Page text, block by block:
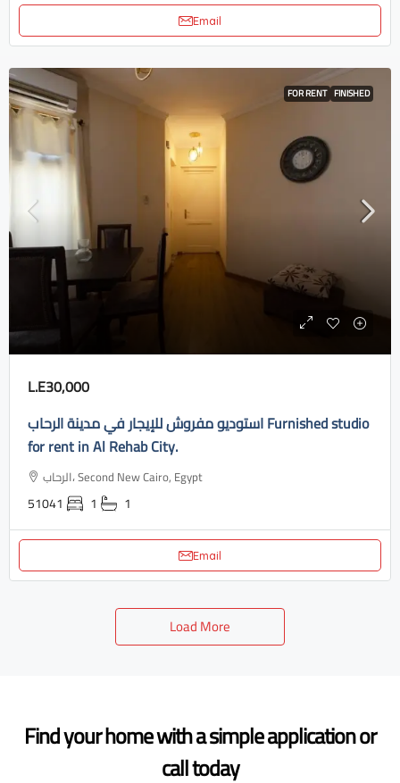
Email
FOR RENT FINISHED
L.E30,000
استوديو مفروش للإيجار في مدينة الرحاب Furnished studio
for rent in Al Rehab City.
الرحاب، Second New Cairo, Egypt
51041 1 1
Email
Load More
Find your home with a simple application or
call today